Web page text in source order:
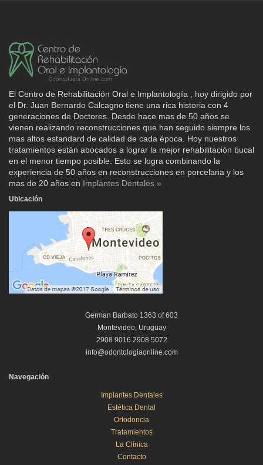
El Centro de Rehabilitación Oral e Implantología , hoy dirigido por
el Dr. Juan Bernardo Calcagno tiene una rica historia con 4
generaciones de Doctores. Desde hace mas de 50 años se
vienen realizando reconstrucciones que han seguido siempre los
mas altos estandard de calidad de cada época. Hoy nuestros
tratamientos están abocados a lograr la mejor rehabilitación bucal
en el menor tiempo posible. Esto se logra combinando la
experiencia de 50 años en reconstrucciones en porcelana y los
mas de 20 años en Implantes Dentales »
Ubicación
German Barbato 1363 of 603
Montevideo, Uruguay
2908 9016 2908 5072
info@odontologiaonline.com
Navegación
Implantes Dentales
Estética Dental
Ortodoncia
Tratamientos
La Clínica
Contacto